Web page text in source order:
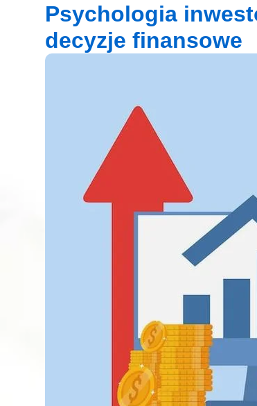
Psychologia
decyzje finansowe